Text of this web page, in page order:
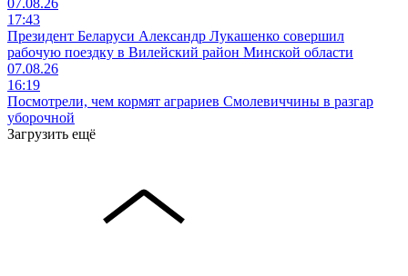
17:43
Президент Беларуси Александр Лукашенко совершил
рабочую поездку в Вилейский район Минской области
07.08.26
16:19
Посмотрели, чем кормят аграриев Смолевиччины в разгар
уборочной
Загрузить ещё